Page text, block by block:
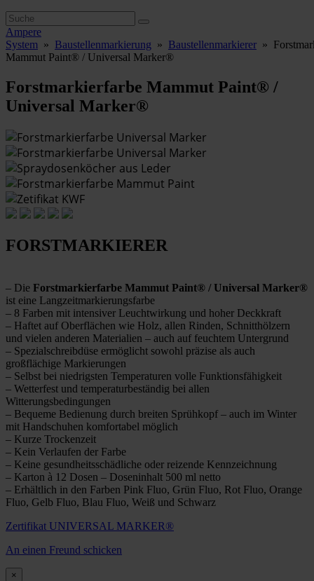
Ampere
System » Baustellenmarkierung » Baustellenmarkierer »
Mammut Paint® / Universal Marker®
Forstmarkierfarbe Mammut Paint® /
Universal Marker®
FORSTMARKIERER
– Die Forstmarkierfarbe Mammut Paint® / Universal Marker®
ist eine Langzeitmarkierungsfarbe
– 8 Farben mit intensiver Leuchtwirkung und hoher Deckkraft
– Haftet auf Oberflächen wie Holz, allen Rinden, Schnitthölzern
und vielen anderen Materialien – auch auf feuchtem Untergrund
– Spezialschreibdüse ermöglicht sowohl präzise als auch
großflächige Markierungen
– Selbst bei niedrigsten Temperaturen volle Funktionsfähigkeit
– Wetterfest und temperaturbeständig bei allen
Witterungsbedingungen
– Bequeme Bedienung durch breiten Sprühkopf – auch im Winter
mit Handschuhen komfortabel möglich
– Kurze Trockenzeit
– Kein Verlaufen der Farbe
– Keine gesundheitsschädliche oder reizende Kennzeichnung
– Karton à 12 Dosen – Doseninhalt 500 ml netto
– Erhältlich in den Farben Pink Fluo, Grün Fluo, Rot Fluo, Orange
Fluo, Gelb Fluo, Blau Fluo, Weiß und Schwarz
Zertifikat UNIVERSAL MARKER®
An einen Freund schicken
×